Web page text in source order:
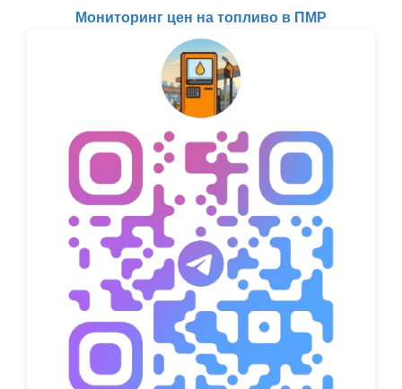
Мониторинг цен на топливо в ПМР